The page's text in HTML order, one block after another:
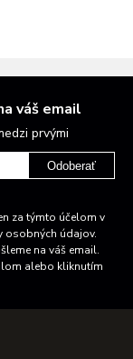
váš email
prvými
Odoberať
za týmto účelom v
osobných údajov.
na váš email.
alebo kliknutím